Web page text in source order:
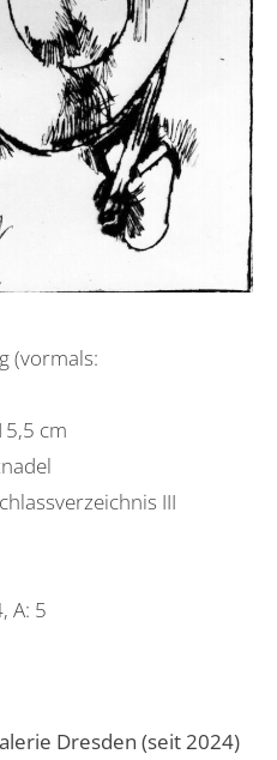
(vormals:
cm
III
A: 5
Dresden (seit 2024)